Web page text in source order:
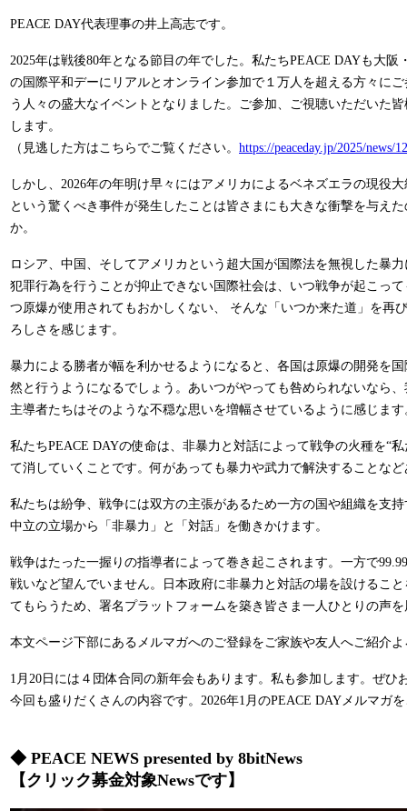
PEACE DAY代表理事の井上高志です。
2025年は戦後80年となる節目の年でした。私たちPEACE DAYも大阪
の国際平和デーにリアルとオンライン参加で１万人を超える方々に
う人々の盛大なイベントとなりました。ご参加、ご視聴いただいた
します。
（見逃した方はこちらでご覧ください。 https://peaceday.jp/2025/news/
しかし、2026年の年明け早々にはアメリカによるベネズエラの現役
という驚くべき事件が発生したことは皆さまにも大きな衝撃を与え
か。
ロシア、中国、そしてアメリカという超大国が国際法を無視した暴
犯罪行為を行うことが抑止できない国際社会は、いつ戦争が起こっ
つ原爆が使用されてもおかしくない、 そんな「いつか来た道」を再
ろしさを感じます。
暴力による勝者が幅を利かせるようになると、各国は原爆の開発を
然と行うようになるでしょう。あいつがやっても咎められないなら
主導者たちはそのような不穏な思いを増幅させているように感じます
私たちPEACE DAYの使命は、非暴力と対話によって戦争の火種を“
て消していくことです。何があっても暴力や武力で解決することな
私たちは紛争、戦争には双方の主張があるため一方の国や組織を支
中立の立場から「非暴力」と「対話」を働きかけます。
戦争はたった一握りの指導者によって巻き起こされます。一方で
戦いなど望んでいません。日本政府に非暴力と対話の場を設けるこ
てもらうため、署名プラットフォームを築き皆さま一人ひとりの声
本文ページ下部にあるメルマガへのご登録をご家族や友人へご紹介
1月20日には４団体合同の新年会もあります。私も参加します。ぜひ
今回も盛りだくさんの内容です。2026年1月のPEACE DAYメルマガ
◆ PEACE NEWS presented by 8bitNews
【クリック募金対象Newsです】